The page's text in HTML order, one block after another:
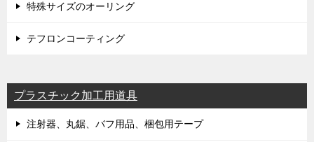
特殊サイズのオーリング
テフロンコーティング
プラスチック加工用道具
注射器、丸鋸、バフ用品、梱包用テープ